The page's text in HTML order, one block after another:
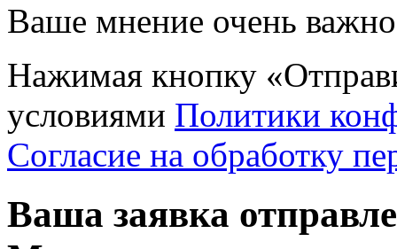
Ваше мнение очень
Нажимая кнопку
условиями Политики
Согласие на обработку
Ваша заявка